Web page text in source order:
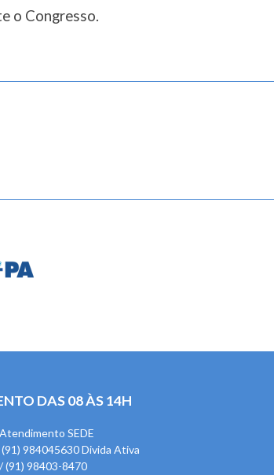
o Congresso.
DAS 08 ÀS 14H
SEDE
984045630 Divida Ativa
(91) 98403-8470